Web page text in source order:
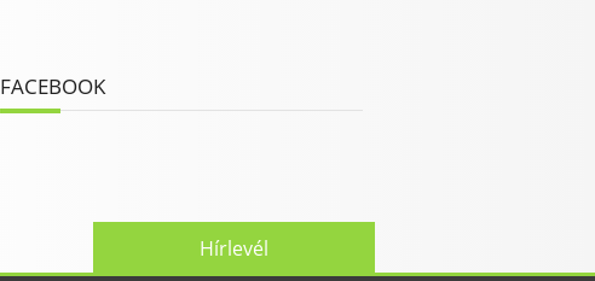
FACEBOOK
Hírlevél